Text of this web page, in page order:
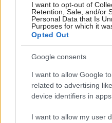
I want to opt-out of
Retention, Sale, and/or
Personal Data that Is
Purposes for which it
Opted Out
Google consents
I want to allow Google
related to advertising
device identifiers in apps.
I want to allow my user